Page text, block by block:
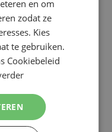
ml
en om
zodat ze
Kies
te gebruiken.
Cookiebeleid